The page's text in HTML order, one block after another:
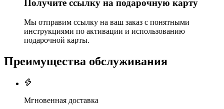
Получите ссылку на подарочную карту
Мы отправим ссылку на ваш заказ с понятными
инструкциями по активации и использованию
подарочной карты.
Преимущества обслуживания
Мгновенная доставка